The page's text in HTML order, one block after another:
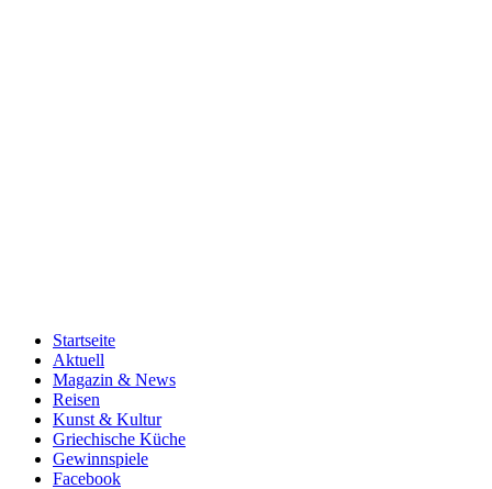
Startseite
Aktuell
Magazin & News
Reisen
Kunst & Kultur
Griechische Küche
Gewinnspiele
Facebook